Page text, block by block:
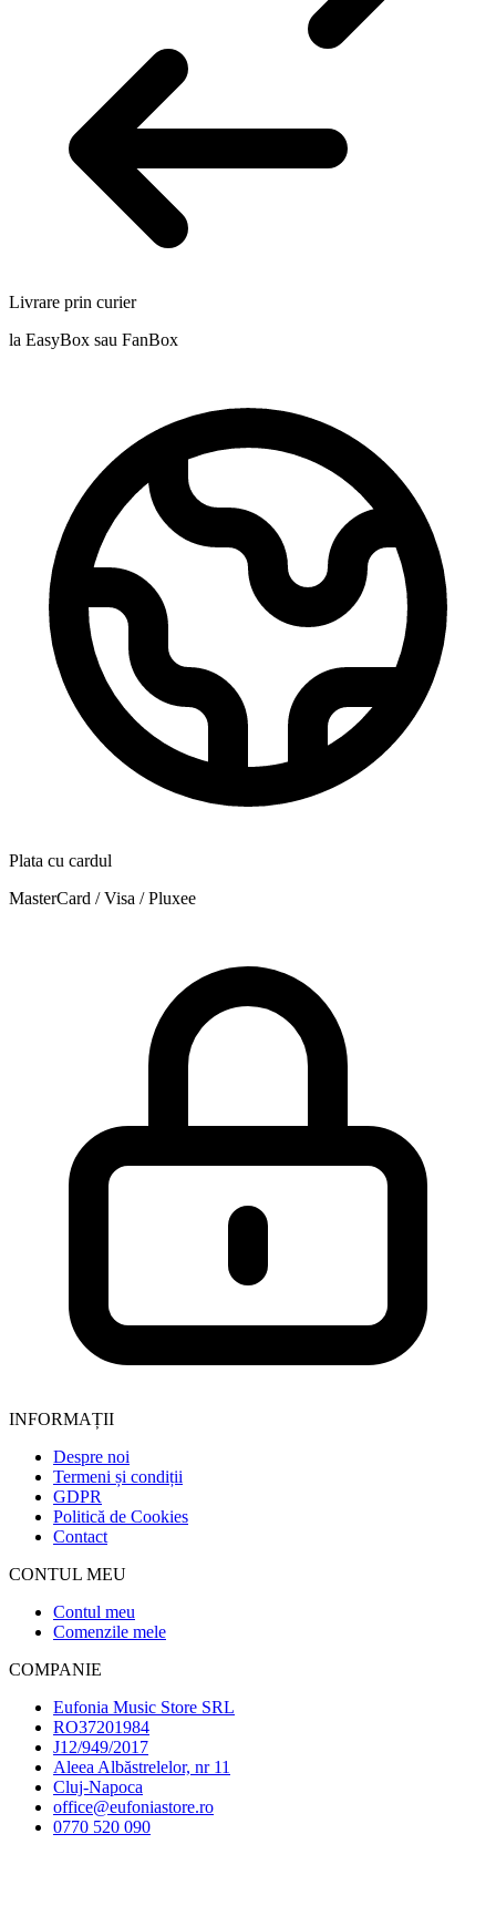
Livrare prin curier
la EasyBox sau FanBox
Plata cu cardul
MasterCard / Visa / Pluxee
INFORMAȚII
Despre noi
Termeni și condiții
GDPR
Politică de Cookies
Contact
CONTUL MEU
Contul meu
Comenzile mele
COMPANIE
Eufonia Music Store SRL
RO37201984
J12/949/2017
Aleea Albăstrelelor, nr 11
Cluj-Napoca
office@eufoniastore.ro
0770 520 090